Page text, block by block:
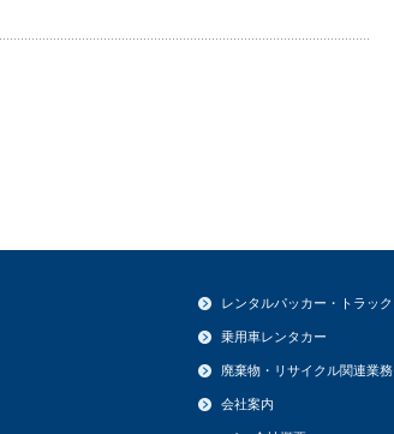
レンタルパッカー・トラック
乗用車レンタカー
廃棄物・リサイクル関連業務
会社案内